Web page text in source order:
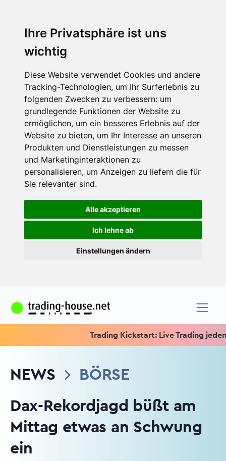
Ihre Privatsphäre ist uns
wichtig
Diese Website verwendet Cookies und andere
Tracking-Technologien, um Ihr Surferlebnis zu
folgenden Zwecken zu verbessern: um
grundlegende Funktionen der Website zu
ermöglichen, um ein besseres Erlebnis auf der
Website zu bieten, um Ihr Interesse an unseren
Produkten und Dienstleistungen zu messen
und Marketinginteraktionen zu
personalisieren, um Anzeigen zu liefern die für
Sie relevanter sind.
Alle akzeptieren
Ich lehne ab
Einstellungen ändern
Trading Kickstart: Live Trading jeden
NEWS
BÖRSE
Dax-Rekordjagd büßt am
Mittag etwas an Schwung
ein